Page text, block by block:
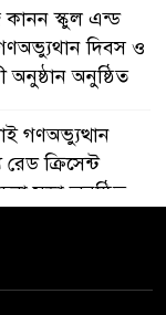
স্কুল এন্ড
দিবস ও
অনুষ্ঠান অনুষ্ঠিত
গণঅভ্যুত্থান
ক্রিসেন্ট
সভা অনুষ্ঠিত